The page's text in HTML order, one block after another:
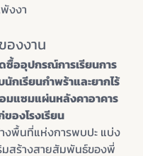
งงา
องงาน
ซื้ออุปกรณ์การเรียนการ
กเรียนกำพร้าและยากไร้
มแซมแผ่นหลังคาอาคาร
ของโรงเรียน
งพื้นที่แห่งการพบปะ แบ่ง
มสร้างสายสัมพันธ์ของพี่